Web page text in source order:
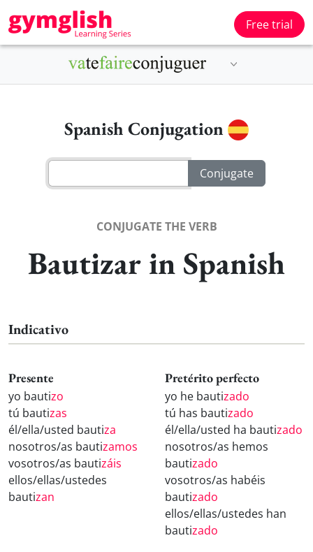
Free trial
Spanish Conjugation
CONJUGATE THE VERB
Bautizar in Spanish
Indicativo
Presente
yo bautizo
tú bautizas
él/ella/usted bautiza
nosotros/as bautizamos
vosotros/as bautizáis
ellos/ellas/ustedes
bautizan
Pretérito perfecto
yo he bautizado
tú has bautizado
él/ella/usted ha bautizado
nosotros/as hemos
bautizado
vosotros/as habéis
bautizado
ellos/ellas/ustedes han
bautizado